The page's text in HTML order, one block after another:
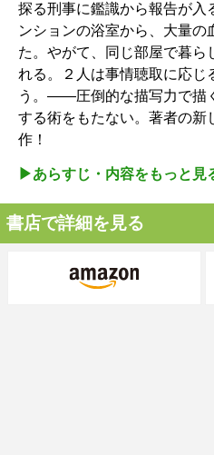
探る刑事に鑑識から報告が入
ンションの浴室から、大量の
た。やがて、同じ部屋で暮ら
れる。２人は事情聴取に応じ
う。――圧倒的な描写力で描
する術をもたない。著者の新
作！
▶︎あらすじ・内容をもっと見
書店で詳細を見る